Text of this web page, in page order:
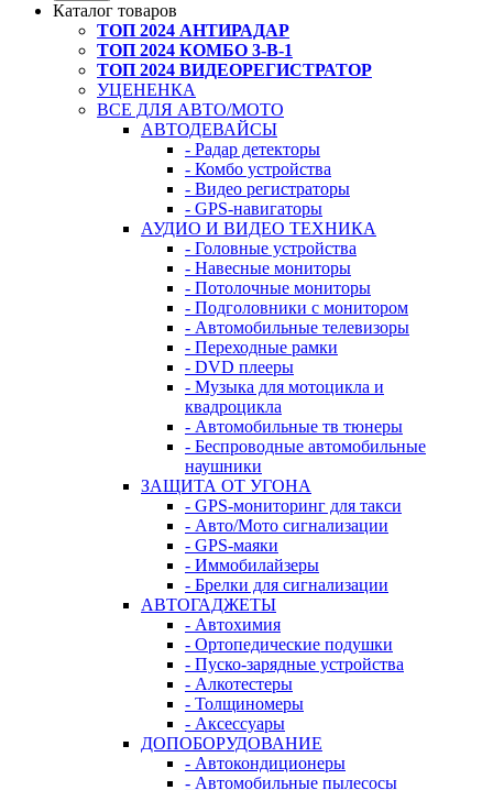
Каталог товаров
ТОП 2024 АНТИРАДАР
ТОП 2024 КОМБО 3-В-1
ТОП 2024 ВИДЕОРЕГИСТРАТОР
УЦЕНЕНКА
ВСЕ ДЛЯ АВТО/МОТО
АВТОДЕВАЙСЫ
- Радар детекторы
- Комбо устройства
- Видео регистраторы
- GPS-навигаторы
АУДИО И ВИДЕО ТЕХНИКА
- Головные устройства
- Навесные мониторы
- Потолочные мониторы
- Подголовники с монитором
- Автомобильные телевизоры
- Переходные рамки
- DVD плееры
- Музыка для мотоцикла и
квадроцикла
- Автомобильные тв тюнеры
- Беспроводные автомобильные
наушники
ЗАЩИТА ОТ УГОНА
- GPS-мониторинг для такси
- Авто/Мото сигнализации
- GPS-маяки
- Иммобилайзеры
- Брелки для сигнализации
АВТОГАДЖЕТЫ
- Автохимия
- Ортопедические подушки
- Пуско-зарядные устройства
- Алкотестеры
- Толщиномеры
- Аксессуары
ДОПОБОРУДОВАНИЕ
- Автокондиционеры
- Автомобильные пылесосы